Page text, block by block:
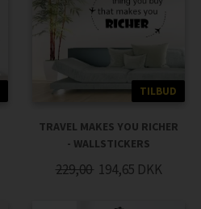
TILBUD
TRAVEL MAKES YOU RICHER
- WALLSTICKERS
229,00 194,65 DKK